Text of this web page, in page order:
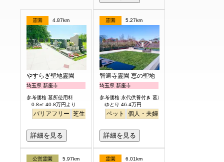
霊園 4.87km
やすらぎ聖地霊園
埼玉県 新座市
参考価格:墓所使用料
0.8㎡ 40.8万円より
バリアフリー 芝生 明るい
詳細を見る
霊園 5.27km
智遍寺霊園 恵の聖地
埼玉県 新座市
参考価格:永代供養付き 墓所使用料
ゆとり 46.4万円
ペット 個人・夫婦
詳細を見る
公営霊園 5.97km 霊園 6.01km